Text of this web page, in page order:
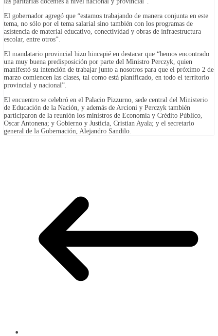
El gobernador agregó que “estamos trabajando de manera conjunta en este
tema, no sólo por el tema salarial sino también con los programas de
asistencia de material educativo, conectividad y obras de infraestructura
escolar, entre otros”.
El mandatario provincial hizo hincapié en destacar que “hemos encontrado
una muy buena predisposición por parte del Ministro Perczyk, quien
manifestó su intención de trabajar junto a nosotros para que el próximo 2 de
marzo comiencen las clases, tal como está planificado, en todo el territorio
provincial y nacional”.
El encuentro se celebró en el Palacio Pizzurno, sede central del Ministerio
de Educación de la Nación, y además de Arcioni y Perczyk también
participaron de la reunión los ministros de Economía y Crédito Público,
Oscar Antonena; y Gobierno y Justicia, Cristian Ayala; y el secretario
general de la Gobernación, Alejandro Sandilo.